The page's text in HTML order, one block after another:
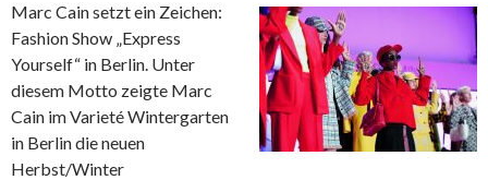
Marc Cain setzt ein Zeichen:
Fashion Show „Express
Yourself“ in Berlin. Unter
diesem Motto zeigte Marc
Cain im Varieté Wintergarten
in Berlin die neuen
Herbst/Winter